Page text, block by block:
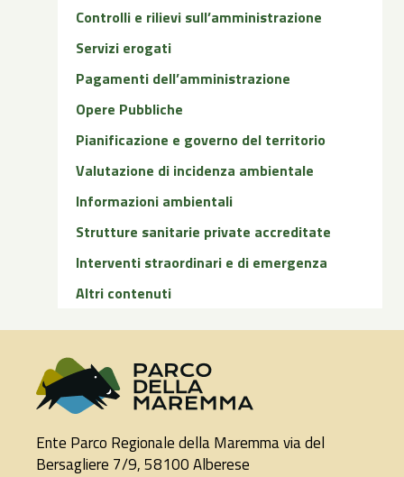
Controlli e rilievi sull’amministrazione
Servizi erogati
Pagamenti dell’amministrazione
Opere Pubbliche
Pianificazione e governo del territorio
Valutazione di incidenza ambientale
Informazioni ambientali
Strutture sanitarie private accreditate
Interventi straordinari e di emergenza
Altri contenuti
Ente Parco Regionale della Maremma via del
Bersagliere 7/9, 58100 Alberese